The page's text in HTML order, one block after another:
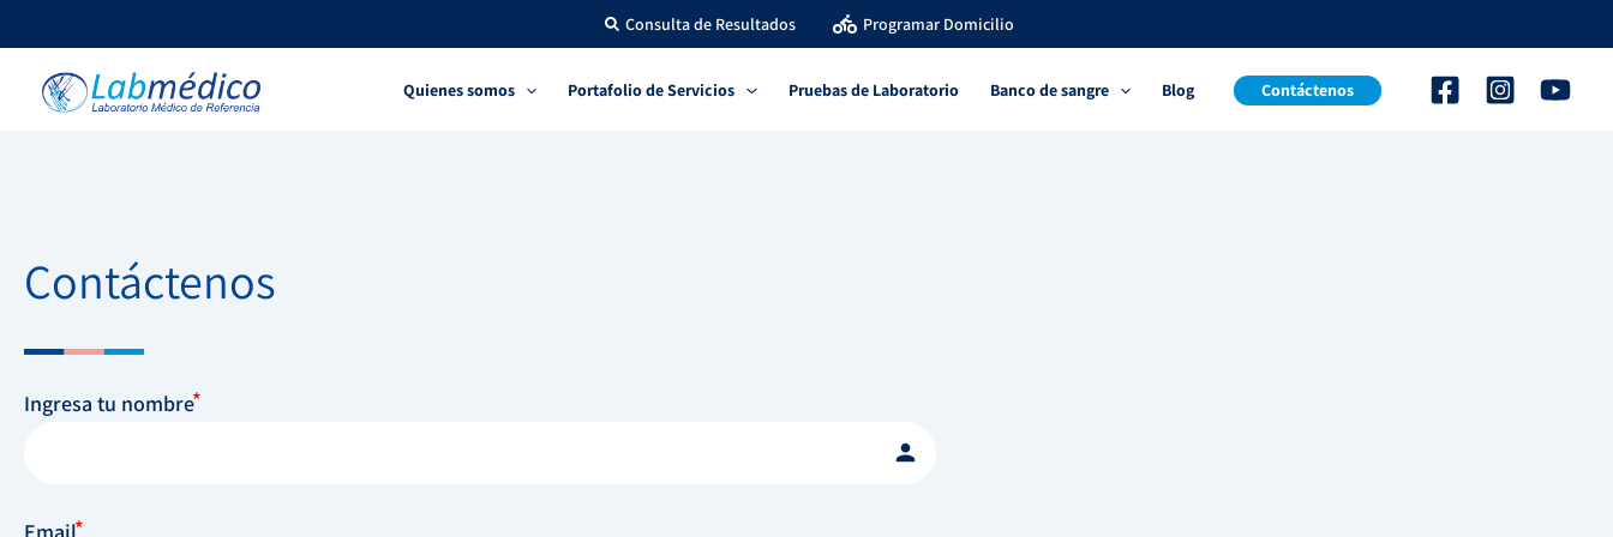
al
contenido
Consulta de Resultados Programar Domicilio
Quienes somos Portafolio de Servicios Pruebas de Laboratorio Banco de sangre Blog Contáctenos
Contáctenos
Ingresa tu nombre
person
Email